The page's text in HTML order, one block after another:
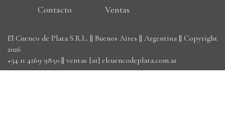
Contacto
Ventas
El Cuenco de Plata S.R.L. || Buenos Aires || Argentina || Copyright
2026
+54 11 4269 9850 || ventas [at] elcuencodeplata.com.ar